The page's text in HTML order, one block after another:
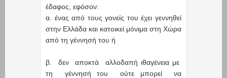
έδαφος, εφόσον:
α. ένας από τους γονείς του έχει γεννηθεί
στην Ελλάδα και κατοικεί μόνιμα στη Χώρα
από τη γέννησή του ή
β. δεν αποκτά αλλοδαπή ιθαγένεια με
τη γέννησή του ούτε μπορεί να